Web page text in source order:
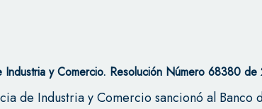
Industria y Comercio. Resolución Número 68380
de Industria y Comercio sancionó al Banco